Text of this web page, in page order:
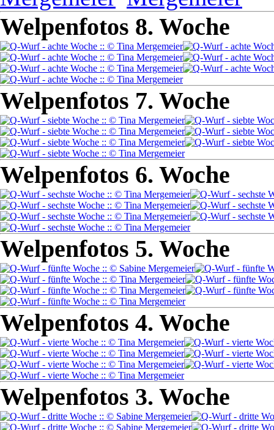
Welpenfotos 8. Woche
Welpenfotos 7. Woche
Welpenfotos 6. Woche
Welpenfotos 5. Woche
Welpenfotos 4. Woche
Welpenfotos 3. Woche